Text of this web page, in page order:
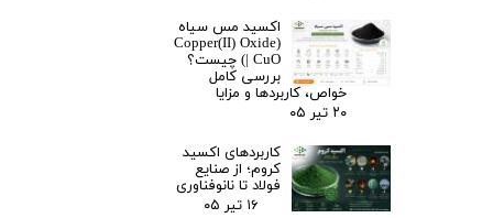
اکسید مس سیاه
(Copper(II) Oxide
| CuO) چیست؟
بررسی کامل
خواص، کاربردها و مزایا
۲۰ تیر ۰۵
کاربردهای اکسید
کروم؛ از صنایع
فولاد تا نانوفناوری
۱۶ تیر ۰۵